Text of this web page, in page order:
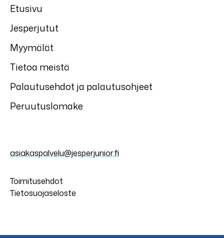
Etusivu
Jesperjutut
Myymälät
Tietoa meistä
Palautusehdot ja palautusohjeet
Peruutuslomake
asiakaspalvelu@jesperjunior.fi
Toimitusehdot
Tietosuojaseloste